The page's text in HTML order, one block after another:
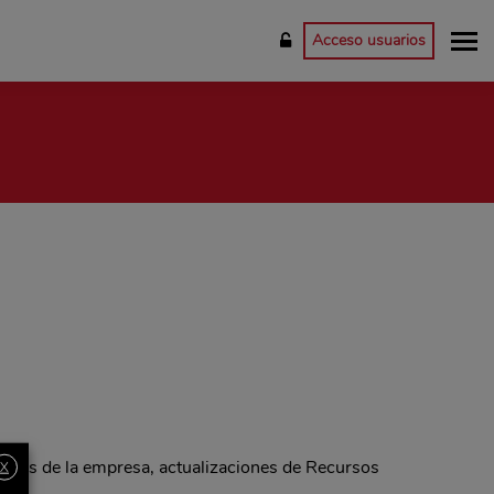
Acceso usuarios
de la empresa, actualizaciones de Recursos
X